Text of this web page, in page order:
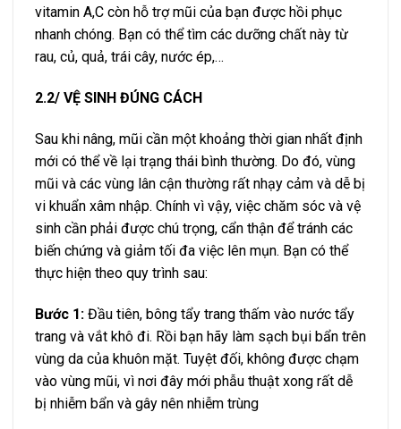
vitamin A,C còn hỗ trợ mũi của bạn được hồi phục
nhanh chóng. Bạn có thể tìm các dưỡng chất này từ
rau, củ, quả, trái cây, nước ép,…
2.2/ VỆ SINH ĐÚNG CÁCH
Sau khi nâng, mũi cần một khoảng thời gian nhất định
mới có thể về lại trạng thái bình thường. Do đó, vùng
mũi và các vùng lân cận thường rất nhạy cảm và dễ bị
vi khuẩn xâm nhập. Chính vì vậy, việc chăm sóc và vệ
sinh cần phải được chú trọng, cẩn thận để tránh các
biến chứng và giảm tối đa việc lên mụn. Bạn có thể
thực hiện theo quy trình sau:
Bước 1: Đầu tiên, bông tẩy trang thấm vào nước tẩy
trang và vắt khô đi. Rồi bạn hãy làm sạch bụi bẩn trên
vùng da của khuôn mặt. Tuyệt đối, không được chạm
vào vùng mũi, vì nơi đây mới phẫu thuật xong rất dễ
bị nhiễm bẩn và gây nên nhiễm trùng